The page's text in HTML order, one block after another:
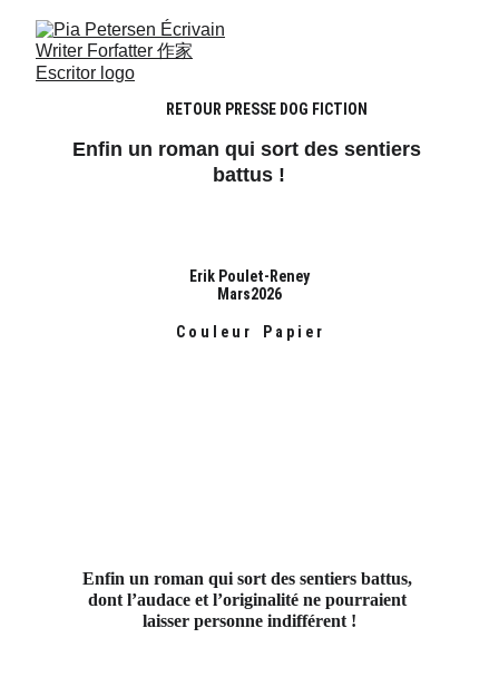
Enfin un roman qui sort des sentiers
battus !
Erik Poulet-Reney
Mars2026
Enfin un roman qui sort des sentiers battus,
dont l’audace et l’originalité ne pourraient
laisser personne indifférent !
RETOUR PRESSE DOG FICTION
C o u l e u r    P a p i e r